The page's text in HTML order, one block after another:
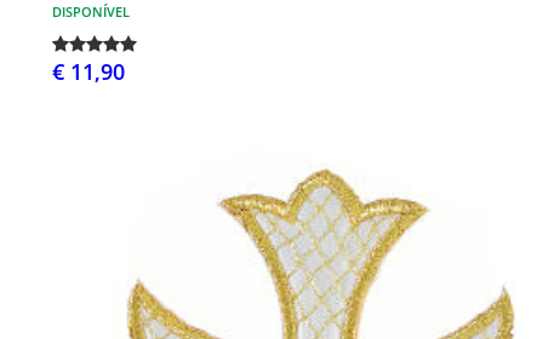
DISPONÍVEL
€ 11,90